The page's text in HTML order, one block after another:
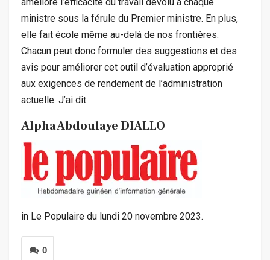
ministre sous la férule du Premier ministre. En plus,
elle fait école même au-delà de nos frontières.
Chacun peut donc formuler des suggestions et des
avis pour améliorer cet outil d’évaluation approprié
aux exigences de rendement de l’administration
actuelle. J’ai dit.
Alpha Abdoulaye DIALLO
in Le Populaire du lundi 20 novembre 2023.
0